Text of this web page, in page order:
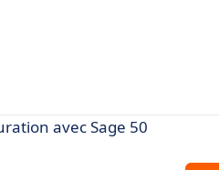
avec Sage 50